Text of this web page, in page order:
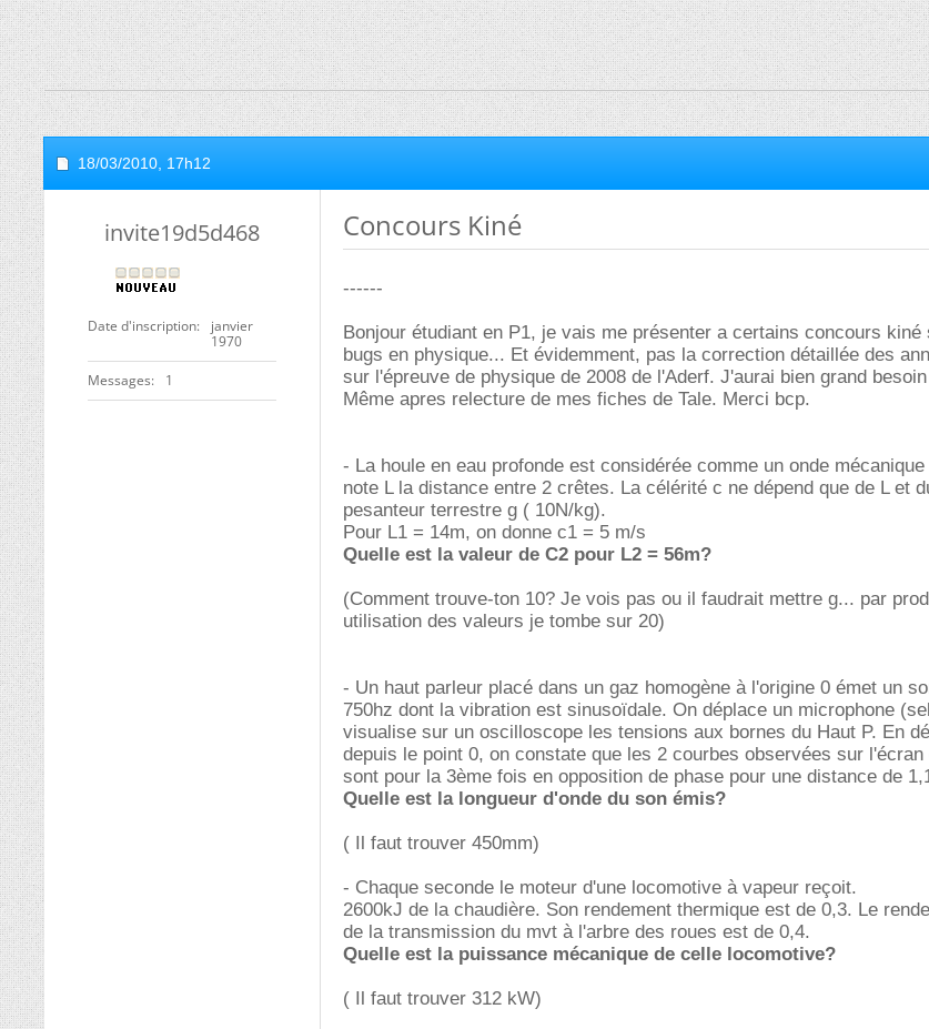
18/03/2010, 17h12
invite19d5d468
Date d'inscription
janvier
1970
Messages 1
Concours Kiné
------
Bonjour étudiant en P1, je vais me présenter a certains concours
bugs en physique... Et évidemment, pas la correction détaillée des
sur l'épreuve de physique de 2008 de l'Aderf. J'aurai bien grand
Même apres relecture de mes fiches de Tale. Merci bcp.
- La houle en eau profonde est considérée comme un onde
note L la distance entre 2 crêtes. La célérité c ne dépend que de L et
pesanteur terrestre g ( 10N/kg).
Pour L1 = 14m, on donne c1 = 5 m/s
Quelle est la valeur de C2 pour L2 = 56m?
(Comment trouve-ton 10? Je vois pas ou il faudrait mettre g... par
utilisation des valeurs je tombe sur 20)
- Un haut parleur placé dans un gaz homogène à l'origine 0 émet un
750hz dont la vibration est sinusoïdale. On déplace un microphone
visualise sur un oscilloscope les tensions aux bornes du Haut P. En
depuis le point 0, on constate que les 2 courbes observées sur
sont pour la 3ème fois en opposition de phase pour une distance de
Quelle est la longueur d'onde du son émis?
( Il faut trouver 450mm)
- Chaque seconde le moteur d'une locomotive à vapeur reçoit.
2600kJ de la chaudière. Son rendement thermique est de 0,3. Le
de la transmission du mvt à l'arbre des roues est de 0,4.
Quelle est la puissance mécanique de celle locomotive?
( Il faut trouver 312 kW)